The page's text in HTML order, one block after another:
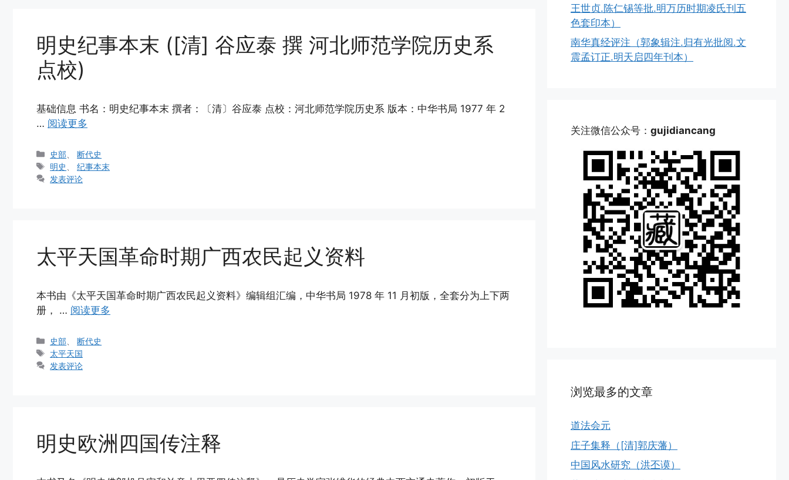
明史纪事本末 ([清] 谷应泰 撰 河北师范学院历史系
点校)
基础信息 书名：明史纪事本末 撰者：〔清〕谷应泰 点校：河北师范学院历史系 版本：中华书局 1977 年 2
… 阅读更多
分
类
史部 、断代史
标
签
明史 、纪事本末
发表评论
太平天国革命时期广西农民起义资料
本书由《太平天国革命时期广西农民起义资料》编辑组汇编，中华书局 1978 年 11 月初版，全套分为上下两
册， … 阅读更多
分
类
史部 、断代史
标
签
太平天国
发表评论
明史欧洲四国传注释
王世贞.陈仁锡等批.明万历时期凌氏刊五
色套印本）
南华真经评注（郭象辑注.归有光批阅.文
震孟订正.明天启四年刊本）
关注微信公众号： gujidiancang
浏览最多的文章
道法会元
庄子集释（[清]郭庆藩）
中国风水研究（洪丕谟）